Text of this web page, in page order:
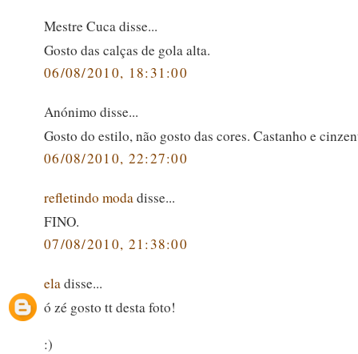
Mestre Cuca disse...
Gosto das calças de gola alta.
06/08/2010, 18:31:00
Anónimo disse...
Gosto do estilo, não gosto das cores. Castanho e
06/08/2010, 22:27:00
refletindo modadisse...
FINO.
07/08/2010, 21:38:00
eladisse...
ó zé gosto tt desta foto!
:)